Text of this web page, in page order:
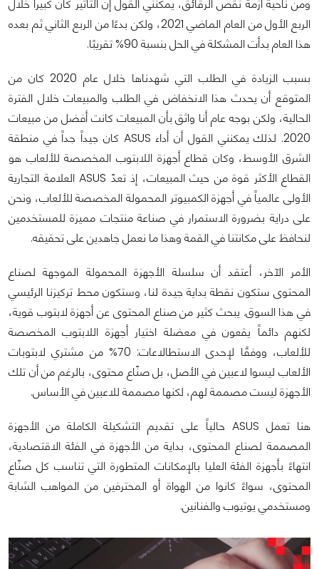
ومن ناحية أزمة نقص الرقائق، يمكنني القول إن التأثير كان كبيرا خلال
الربع الأول من العام الماضي 2021، ولكن بدءًا من الربع الثاني ثم بعده
هذا العام بدأت المشكلة في الحل بنسبة 90% تقريبًا.
بسبب الزيادة في الطلب التي شهدناها خلال عام 2020 كان من
المتوقع أن يحدث هذا الانخفاض في الطلب والمبيعات خلال الفترة
الحالية، ولكن بوجه عام أنا واثق بأن المبيعات كانت أفضل من مبيعات
2020. لذلك يمكنني القول أن أداء ASUS كان جيداً جداً في منطقة
الشرق الأوسط، وكان قطاع أجهزة اللابتوب المخصصة للألعاب هو
القطاع الأكثر قوة من حيث المبيعات، إذ تعدّ ASUS العلامة التجارية
الأولى عالمياً في أجهزة الكمبيوتر المحمولة المخصصة للألعاب، ونحن
على دراية بضرورة الاستمرار في صناعة منتجات مميزة للمستخدمين
لنحافظ على مكانتنا في القمة وهذا ما نعمل جاهدين على تحقيقه.
الأمر الآخر، أعتقد أن سلسلة الأجهزة المحمولة الموجهة لصناع
المحتوى ستكون نقطة بداية جيدة لنا، وستكون محط تركيزنا الرئيسي
في هذا السوق. يبحث كثير من صناع المحتوى عن أجهزة لابتوب قوية،
لكنهم دائماً يقعون في معضلة اختيار أجهزة اللابتوب المخصصة
للألعاب، ووفقًا لإحدى الاستطالاعات: 70% من مشتري لابتوبات
الألعاب ليسوا لاعبين في الأصل، بل صنّاع محتوى، بالرغم من أن تلك
الأجهزة ليست مصممة لهم، لكنها مصممة للاعبين في الأساس.
هنا تعمل ASUS حالياً على تقديم التشكيلة الكاملة من الأجهزة
المصممة لصناع المحتوى، بداية من الأجهزة في الفئة الاقتصادية،
انتهاءً بأجهزة الفئة العليا بالإمكانات المتطورة التي تناسب كل صنّاع
المحتوى، سواءً كانوا من الهواة أو المحترفين من المواهب الشابة
ومستخدمي يوتيوب والفنانين.